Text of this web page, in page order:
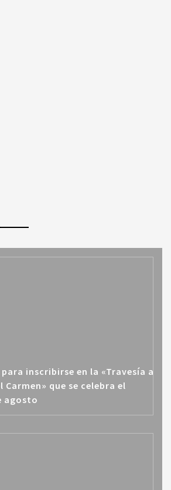
inscribirse en la «Travesía a
Carmen» que se celebra el
agosto